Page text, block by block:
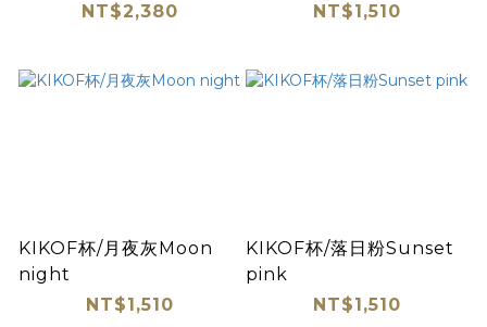
NT$2,380
NT$1,510
KIKOF杯/月夜灰Moon
night
NT$1,510
KIKOF杯/落日粉Sunset
pink
NT$1,510